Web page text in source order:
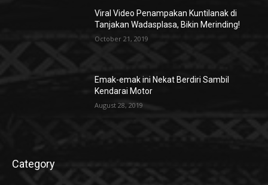
Viral Video Penampakan Kuntilanak di
Tanjakan Wadasplasa, Bikin Merinding!
October 21, 2019
Emak-emak ini Nekat Berdiri Sambil
Kendarai Motor
August 28, 2019
Category